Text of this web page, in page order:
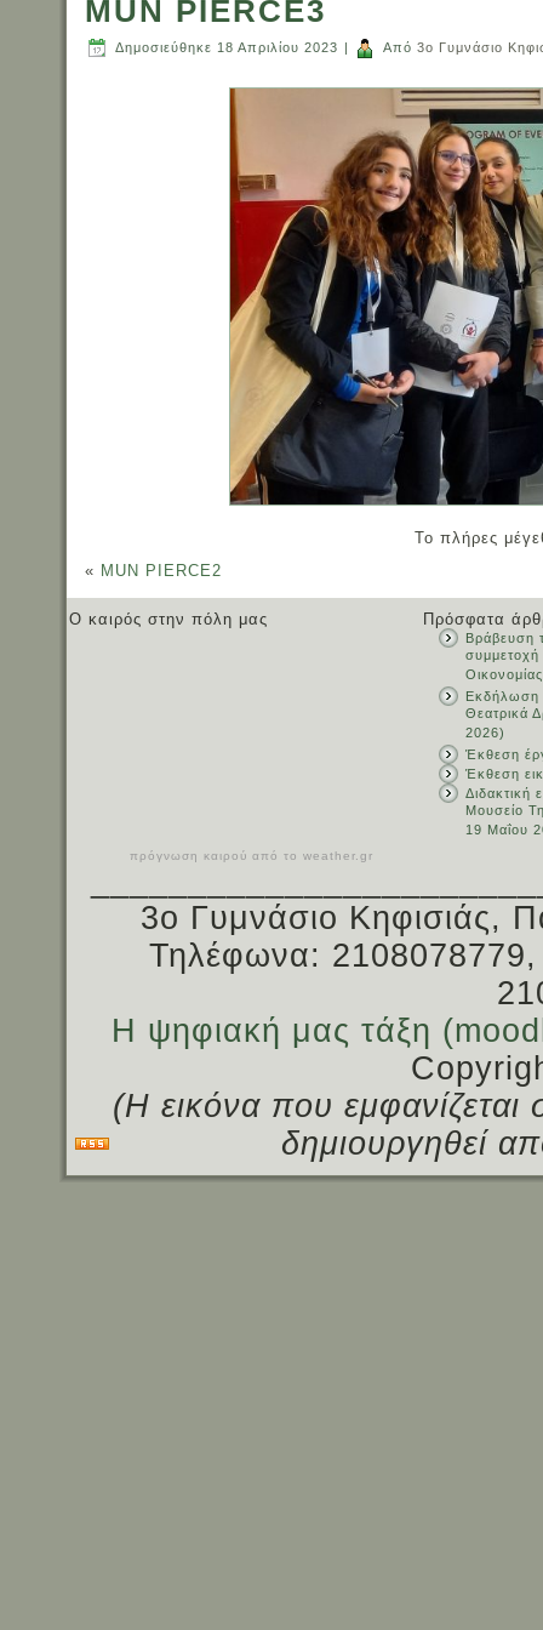
MUN PIERCE3
Δημοσιεύθηκε 18 Απριλίου 2023 | Από 3ο Γυμνάσιο
Το πλήρες
« MUN PIERCE2
Ο καιρός στην πόλη μας
πρόγνωση καιρού από το weather.gr
Πρόσφατα
Βράβευση
Οικονομίας
Εκδήλωση
Θεατρικά
2026)
Έκθεση
Έκθεση
Διδακτική
Μουσείο
19 Μαΐου
3ο Γυμνάσιο Κηφισιάς,
Τηλέφωνα:
Η ψηφιακή μας τάξη
(Η εικόνα που εμφανίζεται
δημιουργηθεί